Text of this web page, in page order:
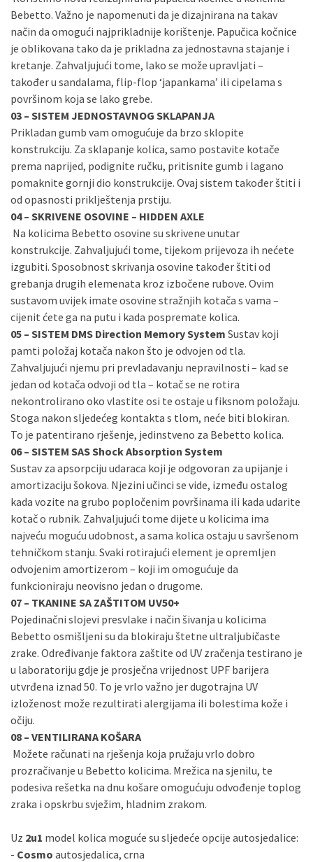
Bebetto. Važno je napomenuti da je dizajnirana na takav
način da omogući najprikladnije korištenje. Papučica kočnice
je oblikovana tako da je prikladna za jednostavna stajanje i
kretanje. Zahvaljujući tome, lako se može upravljati –
također u sandalama, flip-flop ‘japankama’ ili cipelama s
površinom koja se lako grebe.
03 – SISTEM JEDNOSTAVNOG SKLAPANJA
Prikladan gumb vam omogućuje da brzo sklopite
konstrukciju. Za sklapanje kolica, samo postavite kotače
prema naprijed, podignite ručku, pritisnite gumb i lagano
pomaknite gornji dio konstrukcije. Ovaj sistem također štiti i
od opasnosti priklještenja prstiju.
04 – SKRIVENE OSOVINE – HIDDEN AXLE
Na kolicima Bebetto osovine su skrivene unutar
konstrukcije. Zahvaljujući tome, tijekom prijevoza ih nećete
izgubiti. Sposobnost skrivanja osovine također štiti od
grebanja drugih elemenata kroz izbočene rubove. Ovim
sustavom uvijek imate osovine stražnjih kotača s vama –
cijenit ćete ga na putu i kada pospremate kolica.
05 – SISTEM DMS Direction Memory System Sustav koji
pamti položaj kotača nakon što je odvojen od tla.
Zahvaljujući njemu pri prevladavanju nepravilnosti – kad se
jedan od kotača odvoji od tla – kotač se ne rotira
nekontrolirano oko vlastite osi te ostaje u fiksnom položaju.
Stoga nakon sljedećeg kontakta s tlom, neće biti blokiran.
To je patentirano rješenje, jedinstveno za Bebetto kolica.
06 – SISTEM SAS Shock Absorption System
Sustav za apsorpciju udaraca koji je odgovoran za upijanje i
amortizaciju šokova. Njezini učinci se vide, između ostalog
kada vozite na grubo popločenim površinama ili kada udarite
kotač o rubnik. Zahvaljujući tome dijete u kolicima ima
najveću moguću udobnost, a sama kolica ostaju u savršenom
tehničkom stanju. Svaki rotirajući element je opremljen
odvojenim amortizerom – koji im omogućuje da
funkcioniraju neovisno jedan o drugome.
07 – TKANINE SA ZAŠTITOM UV50+
Pojedinačni slojevi presvlake i način šivanja u kolicima
Bebetto osmišljeni su da blokiraju štetne ultraljubičaste
zrake. Određivanje faktora zaštite od UV zračenja testirano je
u laboratoriju gdje je prosječna vrijednost UPF barijera
utvrđena iznad 50. To je vrlo važno jer dugotrajna UV
izloženost može rezultirati alergijama ili bolestima kože i
očiju.
08 – VENTILIRANA KOŠARA
Možete računati na rješenja koja pružaju vrlo dobro
prozračivanje u Bebetto kolicima. Mrežica na sjenilu, te
podesiva rešetka na dnu košare omogućuju odvođenje toplog
zraka i opskrbu svježim, hladnim zrakom.
Uz 2u1 model kolica moguće su sljedeće opcije autosjedalice:
- Cosmo autosjedalica, crna